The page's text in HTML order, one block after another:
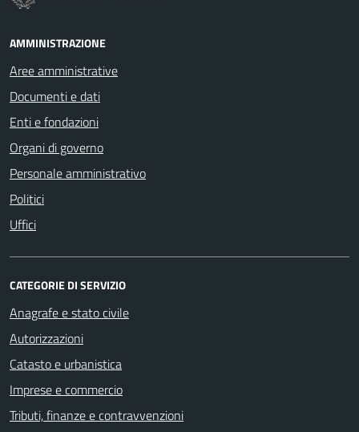
AMMINISTRAZIONE
Aree amministrative
Documenti e dati
Enti e fondazioni
Organi di governo
Personale amministrativo
Politici
Uffici
CATEGORIE DI SERVIZIO
Anagrafe e stato civile
Autorizzazioni
Catasto e urbanistica
Imprese e commercio
Tributi, finanze e contravvenzioni